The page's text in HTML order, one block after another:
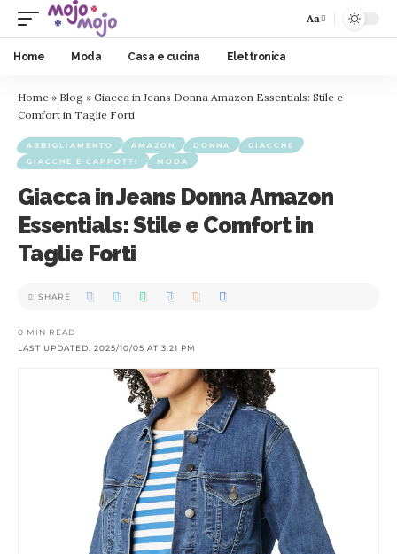
Aa
Home Moda Casa e cucina Elettronica
Home » Blog » Giacca in Jeans Donna Amazon Essentials: Stile e
Comfort in Taglie Forti
ABBIGLIAMENTO AMAZON DONNA
GIACCHE
GIACCHE E CAPPOTTI
MODA
Giacca in Jeans Donna Amazon
Essentials: Stile e Comfort in
Taglie Forti
LAST UPDATED: 2025/10/05 AT 3:21 PM
0 MIN READ
SHARE